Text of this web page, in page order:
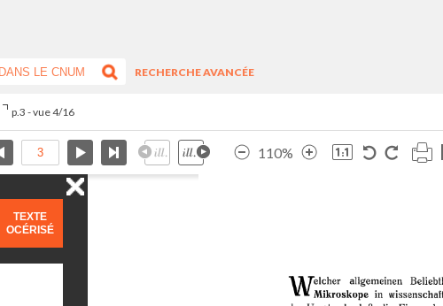
RECHERCHE AVANCÉE
p.3 - vue 4/16
110%
TEXTE
OCÉRISÉ